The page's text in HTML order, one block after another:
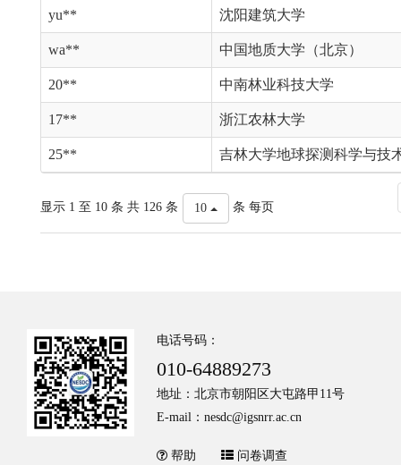
yu** 沈阳建筑大学
wa** 中国地质大学（北京）
20** 中南林业科技大学
17** 浙江农林大学
25** 吉林大学地球探测科学与技
显示 1 至 10 条 共 126 条 10 条 每页
电话号码：
010-64889273
地址：北京市朝阳区大屯路甲11号
E-mail：nesdc@igsnrr.ac.cn
帮助 问卷调查